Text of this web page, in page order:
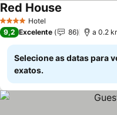
4 EstrelasHotel
Red House
9,2 Excelente 86 a 0.2
Selecione as datas para
exatos.